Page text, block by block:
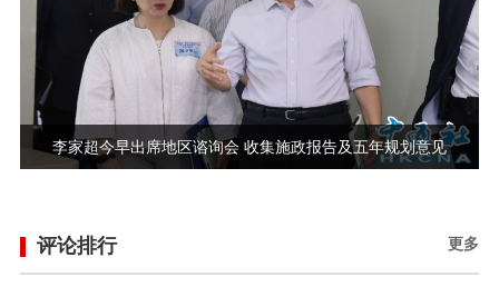
李家超今早出席地区谘询会 收集施政报告及五年规划意见
更多
评论排行